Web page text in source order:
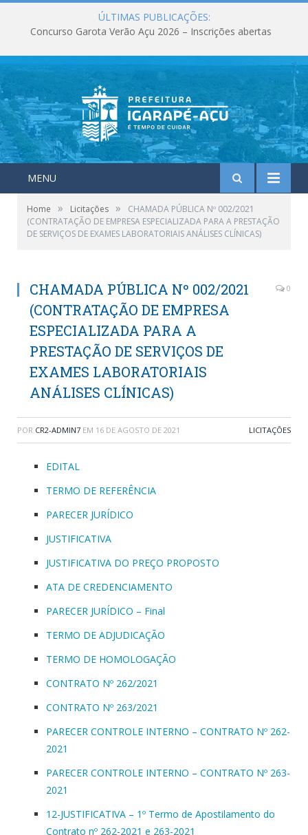
ÚLTIMAS PUBLICAÇÕES:
Concurso Garota Verão Açu 2026 – Inscrições abertas
MENU
Home » Licitações »
CHAMADA PÚBLICA Nº 002/2021
(CONTRATAÇÃO DE EMPRESA ESPECIALIZADA PARA A PRESTAÇÃO
DE SERVIÇOS DE EXAMES LABORATORIAIS ANÁLISES CLÍNICAS)
CHAMADA PÚBLICA Nº 002/2021
(CONTRATAÇÃO DE EMPRESA
ESPECIALIZADA PARA A
PRESTAÇÃO DE SERVIÇOS DE
EXAMES LABORATORIAIS
ANÁLISES CLÍNICAS)
0
POR CR2-ADMIN7 EM 16 DE AGOSTO DE 2021 LICITAÇÕES
EDITAL
TERMO DE REFERÊNCIA
PARECER JURÍDICO
JUSTIFICATIVA
JUSTIFICATIVA DO PREÇO PROPOSTO
ATA DE CREDENCIAMENTO
PARECER JURÍDICO – Final
TERMO DE ADJUDICAÇÃO
TERMO DE HOMOLOGAÇÃO
CONTRATO Nº 262/2021
CONTRATO Nº 263/2021
PARECER CONTROLE INTERNO – CONTRATO Nº 262-
2021
PARECER CONTROLE INTERNO – CONTRATO Nº 263-
2021
12-JUSTIFICATIVA – 1º Termo de Apostilamento do
Contrato nº 262-2021 e 263-2021